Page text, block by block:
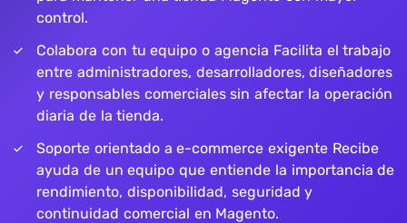
control.
Colabora con tu equipo o agencia Facilita el trabajo
entre administradores, desarrolladores, diseñadores
y responsables comerciales sin afectar la operación
diaria de la tienda.
Soporte orientado a e-commerce exigente Recibe
ayuda de un equipo que entiende la importancia de
rendimiento, disponibilidad, seguridad y
continuidad comercial en Magento.